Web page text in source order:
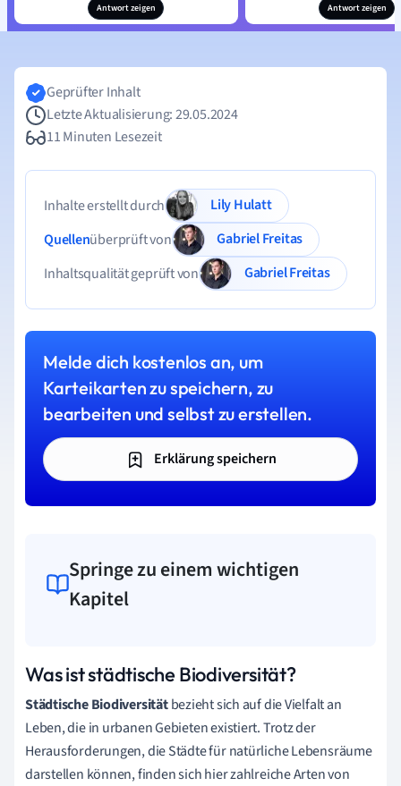
Antwort zeigen Antwort zeigen
Geprüfter Inhalt
Letzte Aktualisierung: 29.05.2024
11 Minuten Lesezeit
Inhalte erstellt durch
Lily Hulatt
Quellenüberprüft von
Gabriel Freitas
Inhaltsqualität geprüft von
Gabriel Freitas
Melde dich kostenlos an, um
Karteikarten zu speichern, zu
bearbeiten und selbst zu erstellen.
Erklärung speichern
Springe zu einem wichtigen
Kapitel
Was ist städtische Biodiversität?
Städtische Biodiversitätbezieht sich auf die Vielfalt an
Leben, die in urbanen Gebieten existiert. Trotz der
Herausforderungen, die Städte für natürliche Lebensräume
darstellen können, finden sich hier zahlreiche Arten von